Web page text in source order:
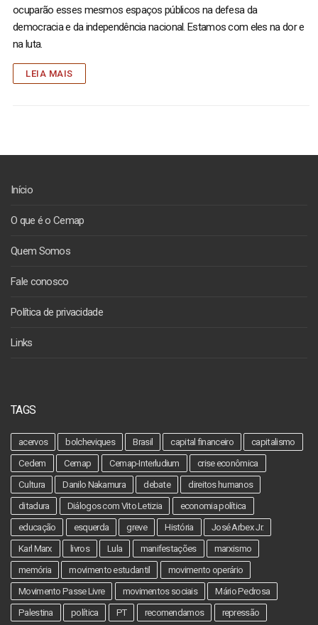
ocuparão esses mesmos espaços públicos na defesa da
democracia e da independência nacional. Estamos com eles na dor e
na luta.
LEIA MAIS
Início
O que é o Cemap
Quem Somos
Fale conosco
Política de privacidade
Links
TAGS
acervos bolcheviques Brasil capital financeiro
capitalismo
Cedem
Cemap Cemap-Interludium
crise econômica
Cultura
Danilo Nakamura debate
direitos humanos
ditadura
Diálogos com Vito Letizia
economia política
educação
esquerda greve História
José Arbex Jr.
Karl Marx
livros Lula manifestações
marxismo
memória
movimento estudantil
movimento operário
Movimento Passe Livre
movimentos sociais
Mário Pedrosa
Palestina
política PT recomendamos repressão